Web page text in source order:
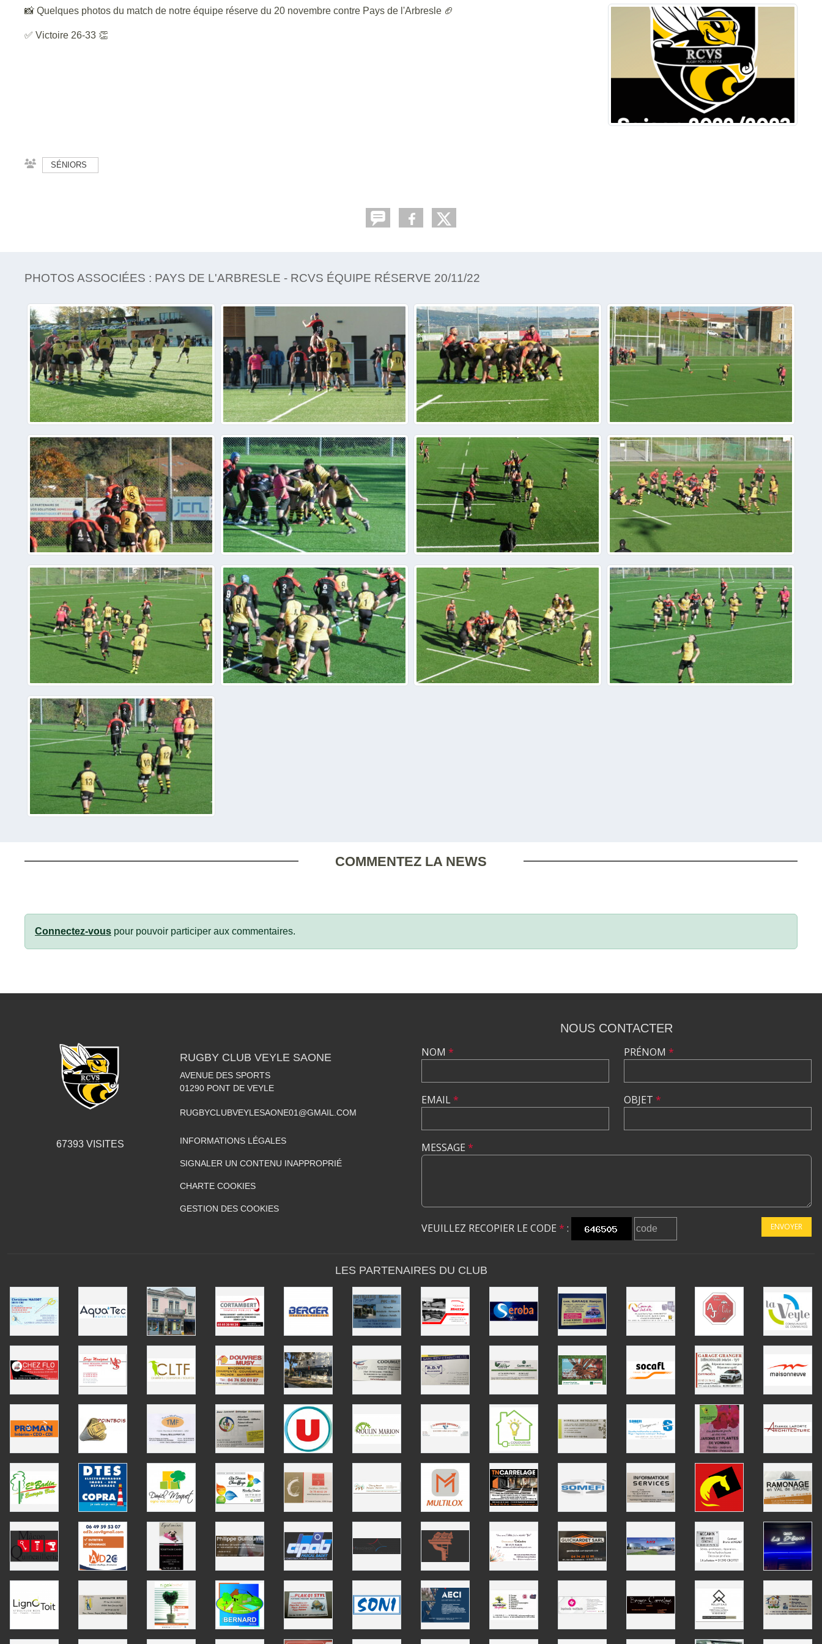
📸 Quelques photos du match de notre équipe réserve du 20 novembre contre Pays de l'Arbresle 🏈
✅ Victoire 26-33 👏
SÉNIORS
PHOTOS ASSOCIÉES : PAYS DE L'ARBRESLE - RCVS ÉQUIPE RÉSERVE 20/11/22
COMMENTEZ LA NEWS
Connectez-vous pour pouvoir participer aux commentaires.
67393VISITES
RUGBY CLUB VEYLE SAONE
AVENUE DES SPORTS
01290 PONT DE VEYLE
RUGBYCLUBVEYLESAONE01@GMAIL.COM
INFORMATIONS LÉGALES
SIGNALER UN CONTENU INAPPROPRIÉ
CHARTE COOKIES
GESTION DES COOKIES
NOUS CONTACTER
NOM *
EMAIL*
PRÉNOM *
OBJET *
MESSAGE *
VEUILLEZ RECOPIER LE CODE * : ENVOYER
LES PARTENAIRES DU CLUB